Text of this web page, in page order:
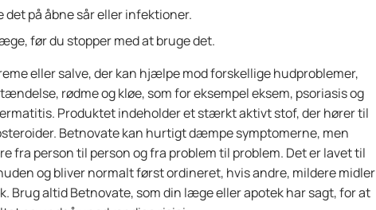
det på åbne sår eller infektioner.
før du stopper med at bruge det.
eller salve, der kan hjælpe mod forskellige hudproblemer,
rødme og kløe, som for eksempel eksem, psoriasis og
Produktet indeholder et stærkt aktivt stof, der hører til
Betnovate kan hurtigt dæmpe symptomerne, men
fra person til person og fra problem til problem. Det er lavet til
og bliver normalt først ordineret, hvis andre, mildere midler
Brug altid Betnovate, som din læge eller apotek har sagt, for at